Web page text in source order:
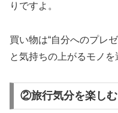
りですよ。
買い物は“自分へのプレ
と気持ちの上がるモノを
②旅行気分を楽し